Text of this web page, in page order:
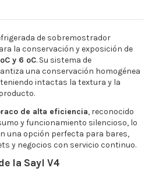
de sobremostrador
la conservación y exposición de
y 6 ºC. Su sistema de
una conservación homogénea
intactas la textura y la
de alta eficiencia, reconocido
y funcionamiento silencioso, lo
una opción perfecta para bares,
y negocios con servicio continuo.
la Sayl V4